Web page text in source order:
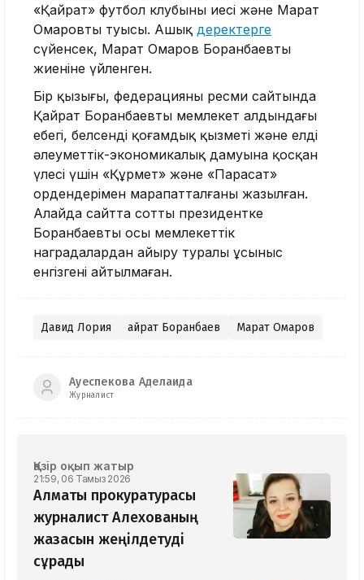
«Қайрат» футбол клубының иесі және Марат
Омаровтың туысы. Ашық деректерге
сүйенсек, Марат Омаров Боранбаевтың
жиеніне үйленген.
Бір қызығы, федерацияның ресми сайтында
Қайрат Боранбаевтың мемлекет алдындағы
еңбегі, белсенді қоғамдық қызметі және елдің
әлеуметтік-экономикалық дамуына қосқан
үлесі үшін «Құрмет» және «Парасат»
ордендерімен марапатталғаны жазылған.
Алайда сайтта соттың президентке
Боранбаевты осы мемлекеттік
наградалардан айыру туралы ұсыныс
енгізгені айтылмаған.
Давид Лория Қайрат Боранбаев Марат Омаров
Ауеспекова Аделаида
Журналист
Қазір оқып жатыр
21:59, 06 Тамыз 2026
Алматы прокуратурасы
журналист Алехованың
жазасын жеңілдетуді
сұрады